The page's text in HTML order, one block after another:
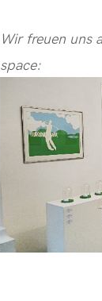
Wir freuen uns
space: